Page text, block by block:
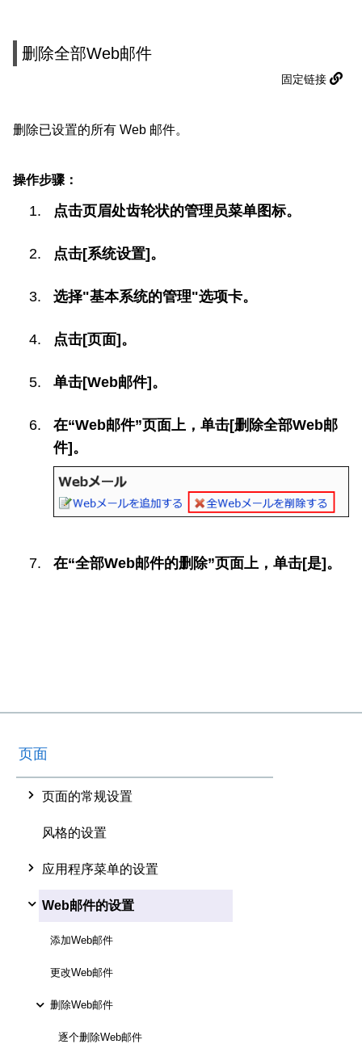
删除全部Web邮件
固定链接
删除已设置的所有 Web 邮件。
操作步骤：
点击页眉处齿轮状的管理员菜单图标。
点击[系统设置]。
选择"基本系统的管理"选项卡。
点击[页面]。
单击[Web邮件]。
在“Web邮件”页面上，单击[删除全部Web邮
件]。
在“全部Web邮件的删除”页面上，单击[是]。
页面
页面的常规设置
风格的设置
应用程序菜单的设置
Web邮件的设置
添加Web邮件
更改Web邮件
删除Web邮件
逐个删除Web邮件